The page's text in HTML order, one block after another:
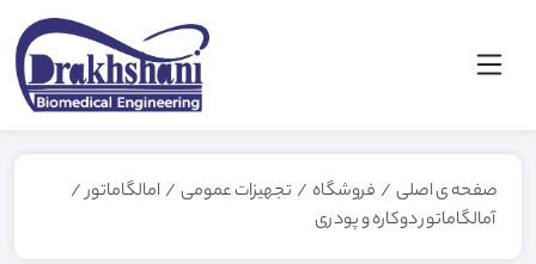
صفحه ی اصلی / فروشگاه / تجهیزات عمومی / امالگاماتور/
آمالگاماتور دوکاره و پودری